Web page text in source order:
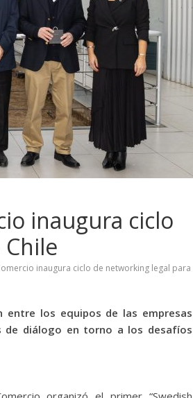
inaugura ciclo
inaugura ciclo de networking legal para
entre los equipos de las empresas
de diálogo en torno a los desafíos